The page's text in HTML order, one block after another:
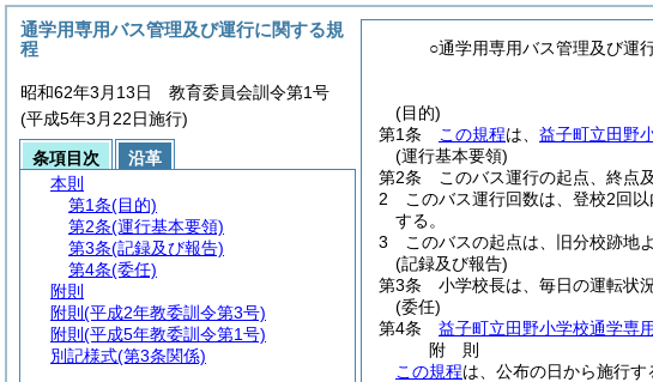
○通学用専用バス管理及び運
(目的)
第1条
この規程は、 益子町立田野
(運行基本要領)
第2条
このバス運行の起点、終点
2
このバス運行回数は、登校2回
する。
3
このバスの起点は、旧分校跡地
(記録及び報告)
第3条
小学校長は、毎日の運転状
(委任)
第4条
益子町立田野小学校通学専
附 則
この規程は、公布の日から施行す
通学用専用バス管理及び運行に関する規
程
昭和62年3月13日 教育委員会訓令第1号
(平成5年3月22日施行)
条項目次
沿革
本則
第1条(目的)
第2条(運行基本要領)
第3条(記録及び報告)
第4条(委任)
附則
附則 (平成2年教委訓令第3号)
附則 (平成5年教委訓令第1号)
別記様式(第3条関係)